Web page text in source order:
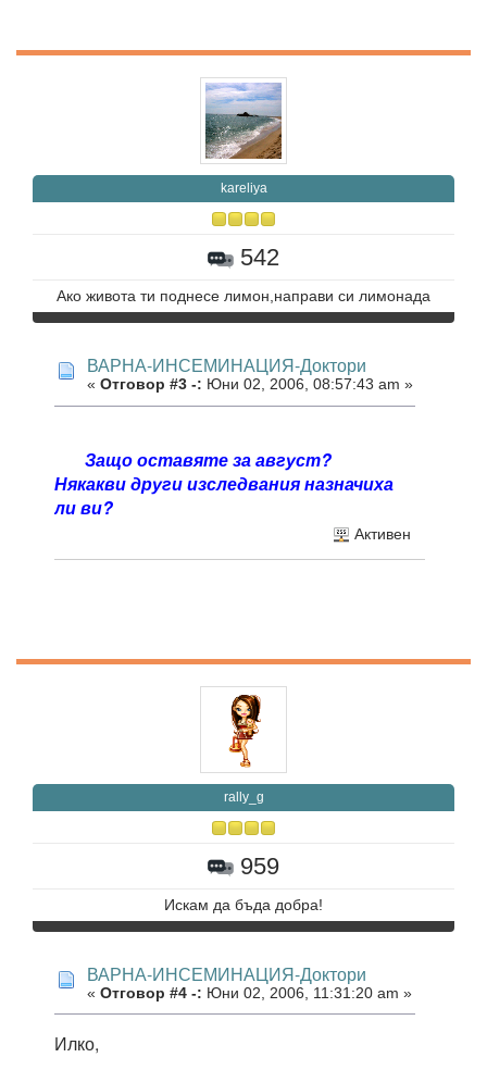
kareliya
542
Ако живота ти поднесе лимон,направи си лимонада
ВАРНА-ИНСЕМИНАЦИЯ-Доктори
« Отговор #3 -: Юни 02, 2006, 08:57:43 am »
Защо оставяте за август?
Някакви други изследвания назначиха
ли ви?
Активен
rally_g
959
Искам да бъда добра!
ВАРНА-ИНСЕМИНАЦИЯ-Доктори
« Отговор #4 -: Юни 02, 2006, 11:31:20 am »
Илко,